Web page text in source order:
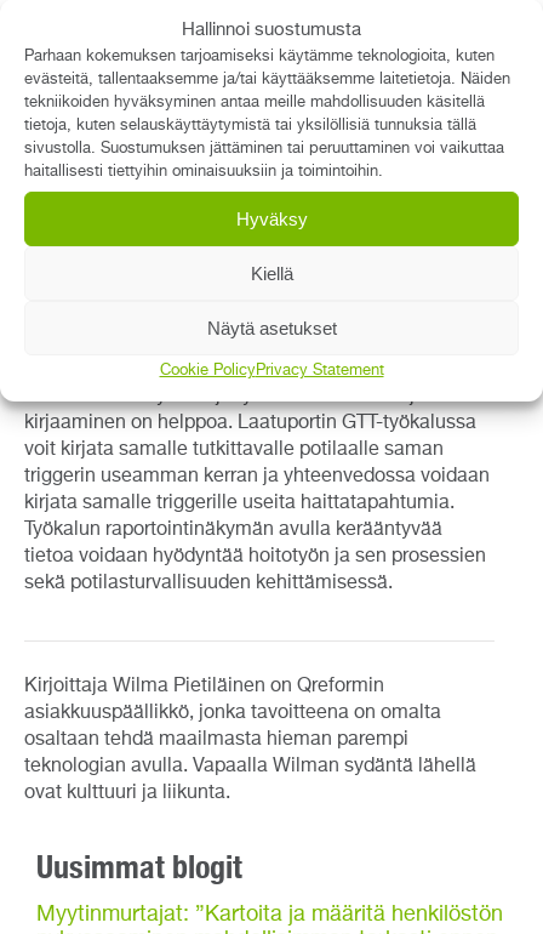
Hallinnoi suostumusta
Parhaan kokemuksen tarjoamiseksi käytämme teknologioita, kuten
evästeitä, tallentaaksemme ja/tai käyttääksemme laitetietoja. Näiden
tekniikoiden hyväksyminen antaa meille mahdollisuuden käsitellä
tietoja, kuten selauskäyttäytymistä tai yksilöllisiä tunnuksia tällä
sivustolla. Suostumuksen jättäminen tai peruuttaminen voi vaikuttaa
haitallisesti tiettyihin ominaisuuksiin ja toimintoihin.
Hyväksy
Kiellä
Näytä asetukset
Cookie PolicyPrivacy Statement
GTT-menetelmä edellyttää huolellista ja edistynyttä
raportointia, jonka avulla kumuloituvasta tiedosta
voidaan tunnistaa organisaation toiminnan
kehittämisen kannalta olennaiset ja vaikuttavat
tekijät. Menetelmä perustuu manuaaliseen työhön,
joten se vie aikaa ja vaatii resursseja. Työtä helpottaa,
jos käytössä on helppokäyttöinen raportointityökalu,
johon havainnot voidaan kirjata.
käyttö on helppoa ja tehokasta. GTT-työkalu tuo
kootusti ohjeet, potilaiden perustiedot ja triggerit
kirjaaminen on helppoa. Laatuportin GTT-työkalussa
voit kirjata samalle tutkittavalle potilaalle saman
triggerin useamman kerran ja yhteenvedossa voidaan
kirjata samalle triggerille useita haittatapahtumia.
Työkalun raportointinäkymän avulla kerääntyvää
tietoa voidaan hyödyntää hoitotyön ja sen prosessien
sekä potilasturvallisuuden kehittämisessä.
Kirjoittaja Wilma Pietiläinen on Qreformin
asiakkuuspäällikkö, jonka tavoitteena on omalta
osaltaan tehdä maailmasta hieman parempi
teknologian avulla. Vapaalla Wilman sydäntä lähellä
ovat kulttuuri ja liikunta.
Uusimmat blogit
Myytinmurtajat: ”Kartoita ja määritä henkilöstön